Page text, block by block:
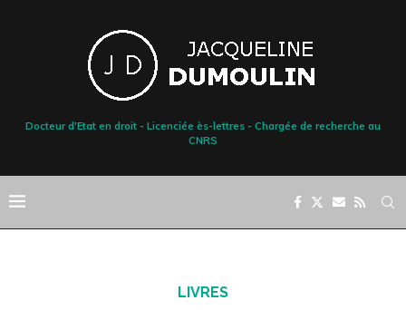
Docteur d'Etat en droit - Licenciée ès-lettres - Chargée de recherche au
CNRS
LIVRES